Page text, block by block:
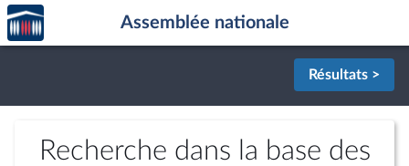
Aller au contenu
Aller en bas de la page
Accèder
à la
page
Assemblée nationale
Résultats >
Recherche dans la base des